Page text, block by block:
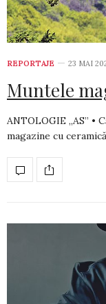
REPORTAJE 23 MAI
Muntele
ANTOLOGIE „AS” •
magazine cu